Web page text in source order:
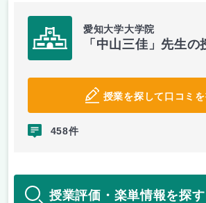
愛知大学大学院
「中山三佳」先生
授業を探して口コミを
458件
授業評価・楽単情報を探す